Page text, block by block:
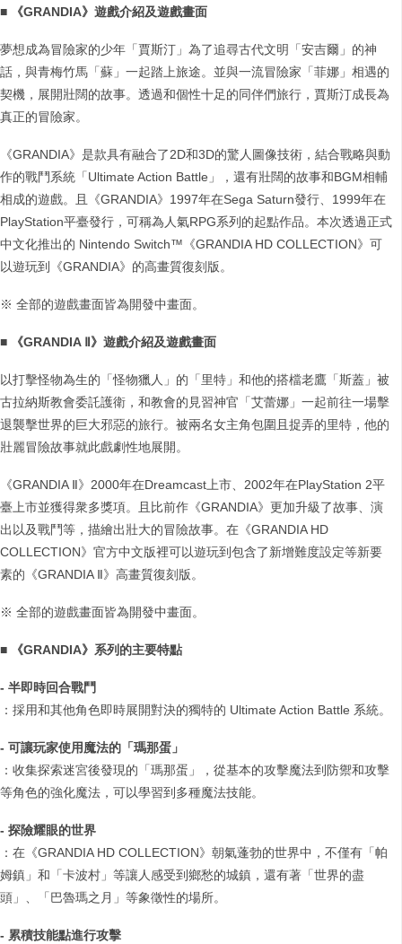
■ 《GRANDIA》遊戲介紹及遊戲畫面
夢想成為冒險家的少年「賈斯汀」為了追尋古代文明「安吉爾」的神
話，與青梅竹馬「蘇」一起踏上旅途。並與一流冒險家「菲娜」相遇的
契機，展開壯闊的故事。透過和個性十足的同伴們旅行，賈斯汀成長為
真正的冒險家。
《GRANDIA》是款具有融合了2D和3D的驚人圖像技術，結合戰略與動
作的戰鬥系統「Ultimate Action Battle」，還有壯闊的故事和BGM相輔
相成的遊戲。且《GRANDIA》1997年在Sega Saturn發行、1999年在
PlayStation平臺發行，可稱為人氣RPG系列的起點作品。本次透過正式
中文化推出的 Nintendo Switch™《GRANDIA HD COLLECTION》可
以遊玩到《GRANDIA》的高畫質復刻版。
※ 全部的遊戲畫面皆為開發中畫面。
■ 《GRANDIA Ⅱ》遊戲介紹及遊戲畫面
以打擊怪物為生的「怪物獵人」的「里特」和他的搭檔老鷹「斯蓋」被
古拉納斯教會委託護衛，和教會的見習神官「艾蕾娜」一起前往一場擊
退襲擊世界的巨大邪惡的旅行。被兩名女主角包圍且捉弄的里特，他的
壯麗冒險故事就此戲劇性地展開。
《GRANDIA Ⅱ》2000年在Dreamcast上市、2002年在PlayStation 2平
臺上市並獲得衆多獎項。且比前作《GRANDIA》更加升級了故事、演
出以及戰鬥等，描繪出壯大的冒險故事。在《GRANDIA HD
COLLECTION》官方中文版裡可以遊玩到包含了新增難度設定等新要
素的《GRANDIA Ⅱ》高畫質復刻版。
※ 全部的遊戲畫面皆為開發中畫面。
■ 《GRANDIA》系列的主要特點
- 半即時回合戰鬥
：採用和其他角色即時展開對決的獨特的 Ultimate Action Battle 系統。
- 可讓玩家使用魔法的「瑪那蛋」
：收集探索迷宮後發現的「瑪那蛋」，從基本的攻擊魔法到防禦和攻擊
等角色的強化魔法，可以學習到多種魔法技能。
- 探險耀眼的世界
：在《GRANDIA HD COLLECTION》朝氣蓬勃的世界中，不僅有「帕
姆鎮」和「卡波村」等讓人感受到鄉愁的城鎮，還有著「世界的盡
頭」、「巴魯瑪之月」等象徵性的場所。
- 累積技能點進行攻擊